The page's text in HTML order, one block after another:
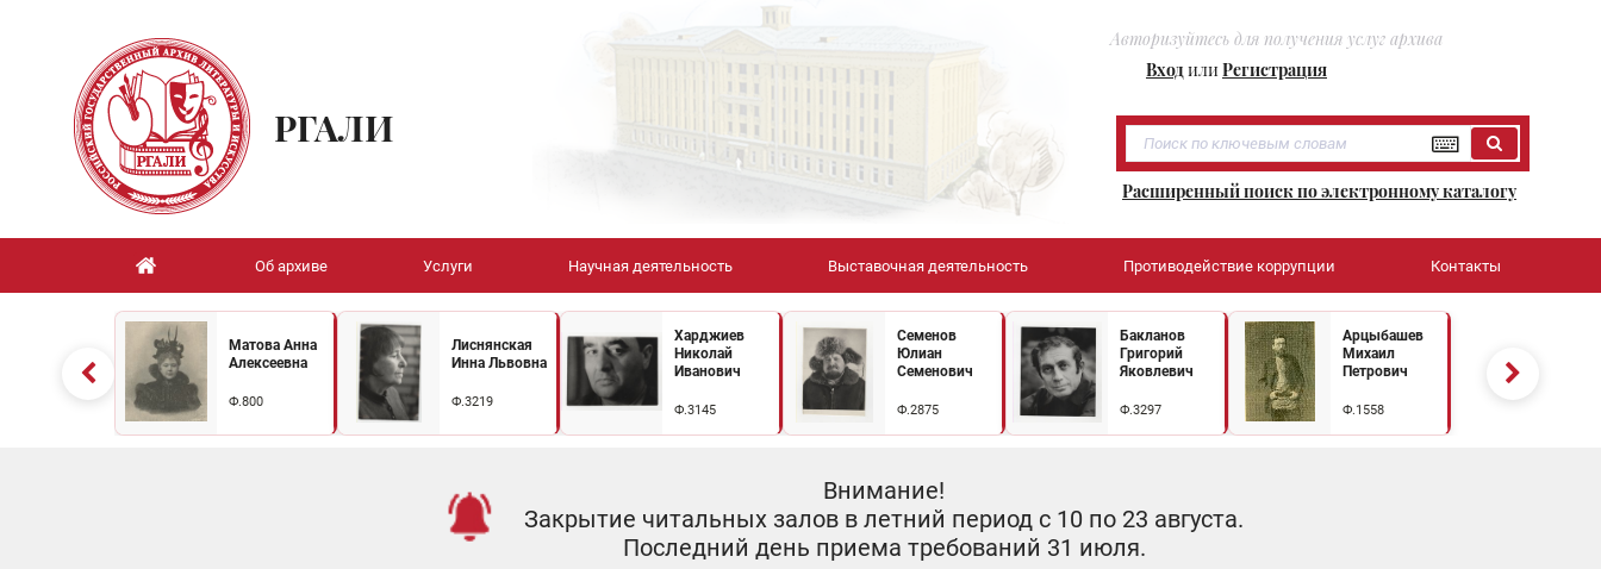
Авторизуйтесь для получения услуг архива
ВходилиРегистрация
РГАЛИ
Расширенный поиск по электронному каталогу
Об архиве Услуги Научная деятельность Выставочная деятельность Противодействие коррупции Контакты
Матова Анна
Алексеевна
Ф.800
Лиснянская
Инна Львовна
Ф.3219
Харджиев
Николай
Иванович
Ф.3145
Семенов
Юлиан
Семенович
Ф.2875
Бакланов
Григорий
Яковлевич
Ф.3297
Арцыбашев
Михаил
Петрович
Ф.1558
Внимание!
Закрытие читальных залов в летний период с 10 по 23 августа.
Последний день приема требований 31 июля.